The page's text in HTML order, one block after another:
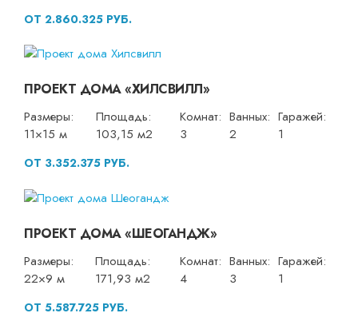
ОТ 2.860.325 РУБ.
ПРОЕКТ ДОМА «ХИЛСВИЛЛ»
Размеры:
11×15 м
Площадь:
103,15 м2
Комнат:
3
Ванных:
2
Гаражей:
1
ОТ 3.352.375 РУБ.
ПРОЕКТ ДОМА «ШЕОГАНДЖ»
Размеры:
22×9 м
Площадь:
171,93 м2
Комнат:
4
Ванных:
3
Гаражей:
1
ОТ 5.587.725 РУБ.